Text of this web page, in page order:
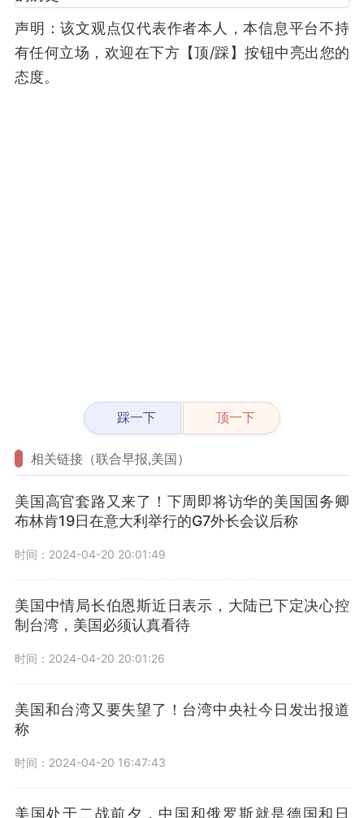
声明：该文观点仅代表作者本人，本信息平台不持
有任何立场，欢迎在下方【顶/踩】按钮中亮出您的
态度。
踩一下 顶一下
相关链接（联合早报,美国）
美国高官套路又来了！下周即将访华的美国国务卿
布林肯19日在意大利举行的G7外长会议后称
时间：2024-04-20 20:01:49
美国中情局长伯恩斯近日表示，大陆已下定决心控
制台湾，美国必须认真看待
时间：2024-04-20 20:01:26
美国和台湾又要失望了！台湾中央社今日发出报道
称
时间：2024-04-20 16:47:43
美国处于二战前夕，中国和俄罗斯就是德国和日